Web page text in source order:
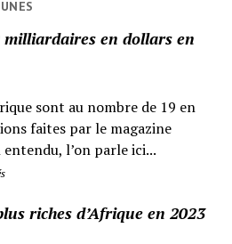
milliardaires en dollars en
sont au nombre de 19 en
faites par le magazine
l’on parle ici...
riches d’Afrique en 2023